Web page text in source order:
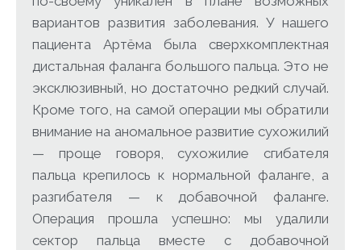
вариантов развития заболевания. У нашего
пациента Артёма была сверхкомплектная
дистальная фаланга большого пальца. Это не
эксклюзивный, но достаточно редкий случай.
Кроме того, на самой операции мы обратили
внимание на аномальное развитие сухожилий
— проще говоря, сухожилие сгибателя
пальца крепилось к нормальной фаланге, а
разгибателя — к добавочной фаланге.
Операция прошла успешно: мы удалили
сектор пальца вместе с добавочной